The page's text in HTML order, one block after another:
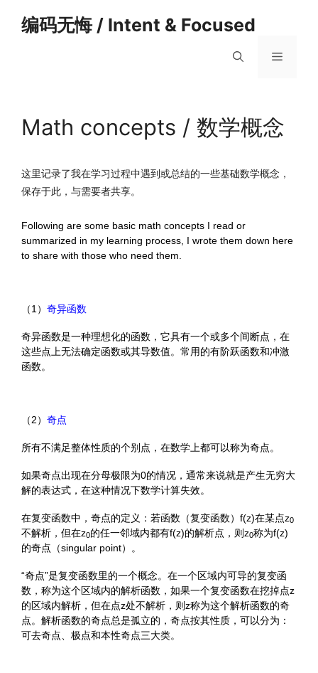
编码无悔 / Intent & Focused
菜
Math concepts / 数学概念
这里记录了我在学习过程中遇到或总结的一些基础数学概念，
保存于此，与需要者共享。
Following are some basic math concepts I read or
summarized in my learning process, I wrote them down here
to share with those who need them.
（1） 奇异函数
奇异函数是一种理想化的函数，它具有一个或多个间断点，在
这些点上无法确定函数或其导数值。常用的有阶跃函数和冲激
函数。
（2） 奇点
所有不满足整体性质的个别点，在数学上都可以称为奇点。
如果奇点出现在分母极限为0的情况，通常来说就是产生无穷大
解的表达式，在这种情况下数学计算失效。
在复变函数中，奇点的定义：若函数（复变函数）f(z)在某点z0
不解析，但在z0的任一邻域内都有f(z)的解析点，则z0称为f(z)
的奇点（singular point）。
“奇点”是复变函数里的一个概念。在一个区域内可导的复变函
数，称为这个区域内的解析函数，如果一个复变函数在挖掉点z
的区域内解析，但在点z处不解析，则z称为这个解析函数的奇
点。解析函数的奇点总是孤立的，奇点按其性质，可以分为：
可去奇点、极点和本性奇点三大类。